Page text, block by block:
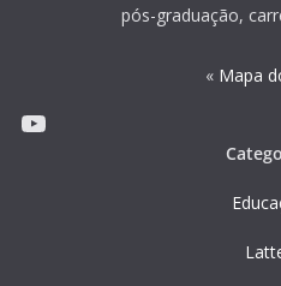
pós-graduação,
« Mapa
Youtube